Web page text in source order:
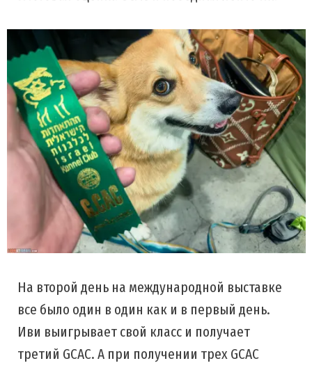
На второй день на международной выставке
все было один в один как и в первый день.
Иви выигрывает свой класс и получает
третий GCAC. А при получении трех GCAC